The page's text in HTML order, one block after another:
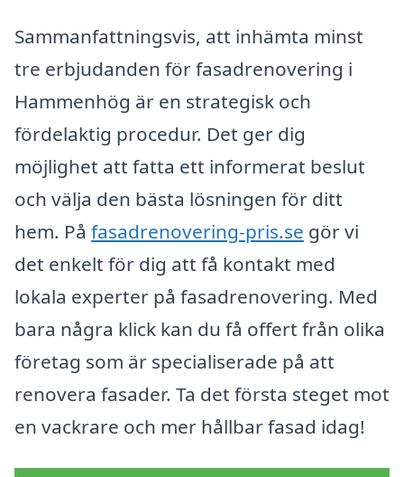
Sammanfattningsvis, att inhämta minst
tre erbjudanden för fasadrenovering i
Hammenhög är en strategisk och
fördelaktig procedur. Det ger dig
möjlighet att fatta ett informerat beslut
och välja den bästa lösningen för ditt
hem. På fasadrenovering-pris.se gör vi
det enkelt för dig att få kontakt med
lokala experter på fasadrenovering. Med
bara några klick kan du få offert från olika
företag som är specialiserade på att
renovera fasader. Ta det första steget mot
en vackrare och mer hållbar fasad idag!